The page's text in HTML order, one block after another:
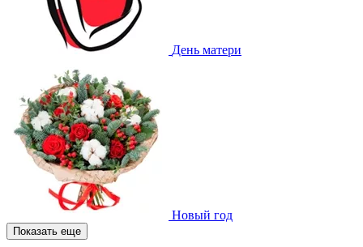
День матери
Новый год
Показать еще